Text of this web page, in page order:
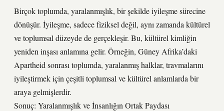
Birçok toplumda, yaralanmışlık, bir şekilde iyileşme sürecine
dönüşür. İyileşme, sadece fiziksel değil, aynı zamanda kültürel
ve toplumsal düzeyde de gerçekleşir. Bu, kültürel kimliğin
yeniden inşası anlamına gelir. Örneğin, Güney Afrika’daki
Apartheid sonrası toplumda, yaralanmış halklar, travmalarını
iyileştirmek için çeşitli toplumsal ve kültürel anlamlarda bir
araya gelmişlerdir.
Sonuç: Yaralanmışlık ve İnsanlığın Ortak Paydası